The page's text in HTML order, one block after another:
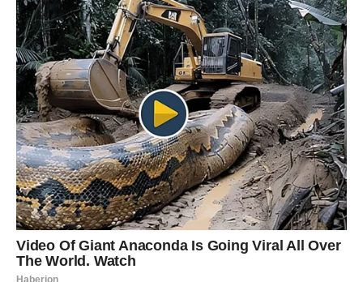
Kada će se Amil vratiti? Njegov povratak će se dogoditi
kada bude spreman. Nije to samo povratak na scenu, već
trijumf života . Svaka nova pjesma koju otpjeva nosit će
poruku o njegovom preživljavanju i borbi. Njegovo
iskustvo je važno, i dijeljenje te priče sa svijetom je
hrabrost koja zaslužuje divljenje. Očekuje se da će
njegov povratak donijeti novu dimenziju muzici koju
stvara, osnažujući poruke hrabrosti i otpornosti.
U doba kada često dominiraju površne priče i lažni sjaj,
Amil Bišćanin nam pokazuje da jeistina ono što ostaje. U
njegovoj priči nema šminke, samo